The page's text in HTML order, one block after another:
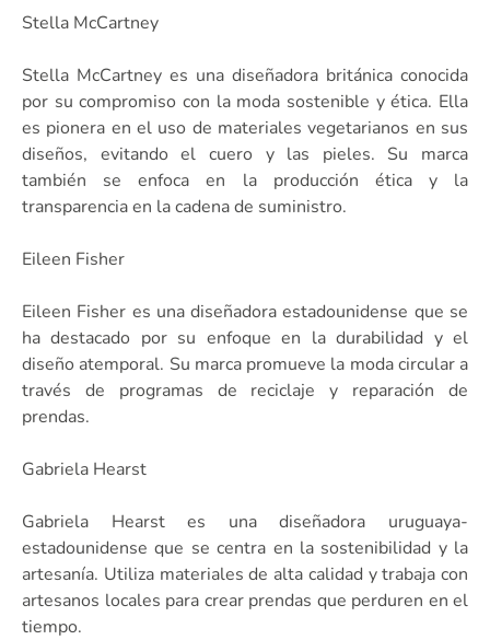
Stella McCartney
Stella McCartney es una diseñadora británica conocida
por su compromiso con la moda sostenible y ética. Ella
es pionera en el uso de materiales vegetarianos en sus
diseños, evitando el cuero y las pieles. Su marca
también se enfoca en la producción ética y la
transparencia en la cadena de suministro.
Eileen Fisher
Eileen Fisher es una diseñadora estadounidense que se
ha destacado por su enfoque en la durabilidad y el
diseño atemporal. Su marca promueve la moda circular a
través de programas de reciclaje y reparación de
prendas.
Gabriela Hearst
Gabriela Hearst es una diseñadora uruguaya-
estadounidense que se centra en la sostenibilidad y la
artesanía. Utiliza materiales de alta calidad y trabaja con
artesanos locales para crear prendas que perduren en el
tiempo.